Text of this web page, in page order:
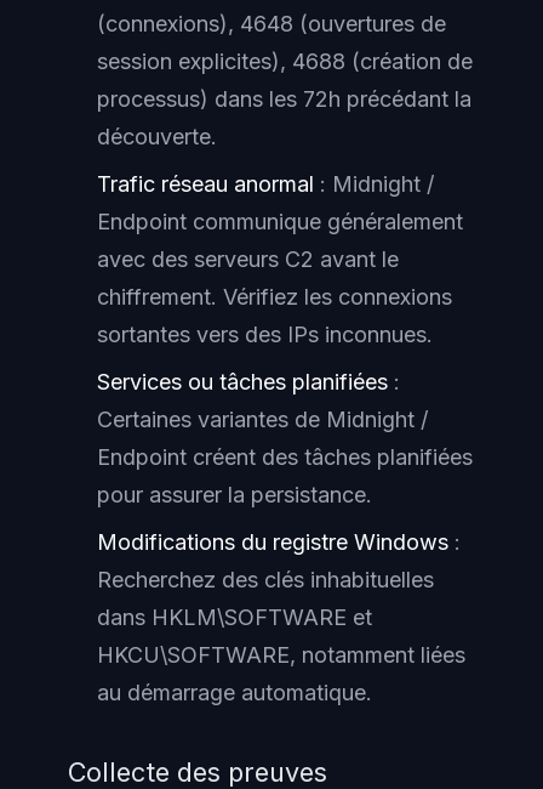
(connexions), 4648 (ouvertures de
session explicites), 4688 (création de
processus) dans les 72h précédant la
découverte.
Trafic réseau anormal : Midnight /
Endpoint communique généralement
avec des serveurs C2 avant le
chiffrement. Vérifiez les connexions
sortantes vers des IPs inconnues.
Services ou tâches planifiées :
Certaines variantes de Midnight /
Endpoint créent des tâches planifiées
pour assurer la persistance.
Modifications du registre Windows :
Recherchez des clés inhabituelles
dans HKLM\SOFTWARE et
HKCU\SOFTWARE, notamment liées
au démarrage automatique.
Collecte des preuves